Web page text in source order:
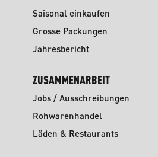
Saisonal einkaufen
Grosse Packungen
Jahresbericht
ZUSAMMENARBEIT
Jobs / Ausschreibungen
Rohwarenhandel
Läden & Restaurants